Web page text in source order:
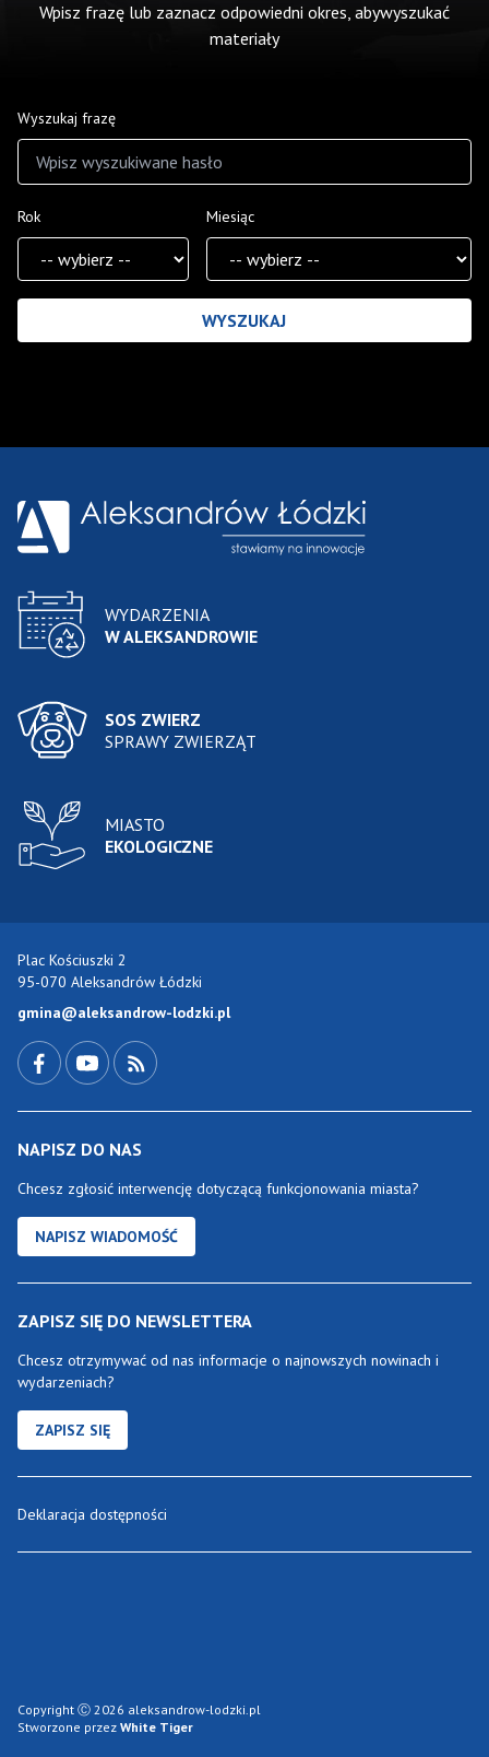
Wpisz frazę lub zaznacz odpowiedni okres, abywyszukać
materiały
Wyszukaj frazę
Rok Miesiąc
WYDARZENIA
W ALEKSANDROWIE
SOS ZWIERZ
SPRAWY ZWIERZĄT
MIASTO
EKOLOGICZNE
Plac Kościuszki 2
95-070 Aleksandrów Łódzki
gmina@aleksandrow-lodzki.pl
NAPISZ DO NAS
Chcesz zgłosić interwencję dotyczącą funkcjonowania miasta?
NAPISZ WIADOMOŚĆ
ZAPISZ SIĘ DO NEWSLETTERA
Chcesz otrzymywać od nas informacje o najnowszych nowinach i
wydarzeniach?
ZAPISZ SIĘ
Deklaracja dostępności
Copyright Ⓒ 2026 aleksandrow-lodzki.pl
Stworzone przez White Tiger